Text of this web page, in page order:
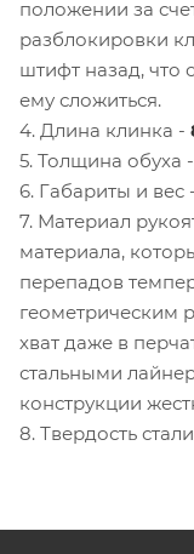
положении за
разблокировки
штифт назад, что
ему сложиться.
4. Длина клинка -
5. Толщина обуха -
6. Габариты и вес -
7. Материал
материала,
перепадов
геометрическим
хват даже в
стальными
конструкции
8. Твердость